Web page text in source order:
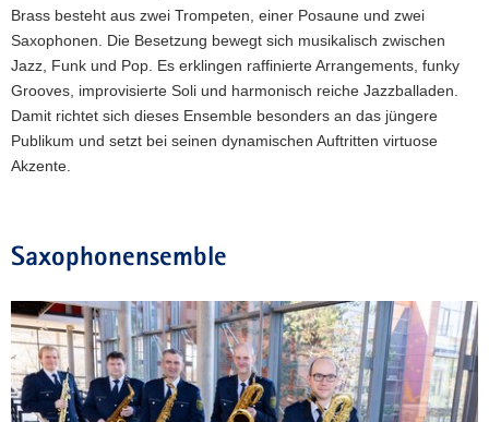
Brass besteht aus zwei Trompeten, einer Posaune und zwei
Saxophonen. Die Besetzung bewegt sich musikalisch zwischen
Jazz, Funk und Pop. Es erklingen raffinierte Arrangements, funky
Grooves, improvisierte Soli und harmonisch reiche Jazzballaden.
Damit richtet sich dieses Ensemble besonders an das jüngere
Publikum und setzt bei seinen dynamischen Auftritten virtuose
Akzente.
Saxophonensemble